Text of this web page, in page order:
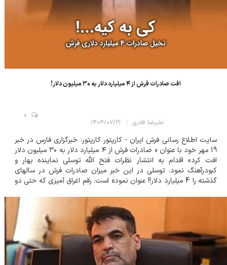
افت صادرات فرش از ۴ میلیارد دلار به ۳۰ میلیون دلار!
علیرضا قادری ۱۴۰۴/۰۷/۲۱
0
سایت اطلاع رسانی فرش ایران - کارپتور کارپتور: خبرگزاری فارس در خبر
19 مهر خود با عنوان « صادرات فرش از ۴ میلیارد دلار به ۳۰ میلیون دلار
افت کرد» اقدام به انتشار نظرات فتح الله توسلی نماینده بهار و
کبودرآهنگ نمود. توسلی در این خبر میزان صادرات فرش در سالهای
گذشته را 4 میلیارد دلار!! عنوان نموده است. رقم اغراق آمیزی که حتی دو